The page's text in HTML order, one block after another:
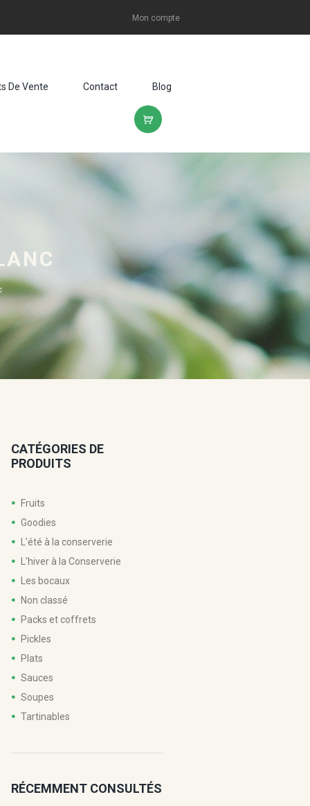
Mon compte
De Vente Contact Blog
CATÉGORIES DE
PRODUITS
Fruits
Goodies
L'été à la conserverie
L'hiver à la Conserverie
Les bocaux
Non classé
Packs et coffrets
Pickles
Plats
Sauces
Soupes
Tartinables
RÉCEMMENT CONSULTÉS